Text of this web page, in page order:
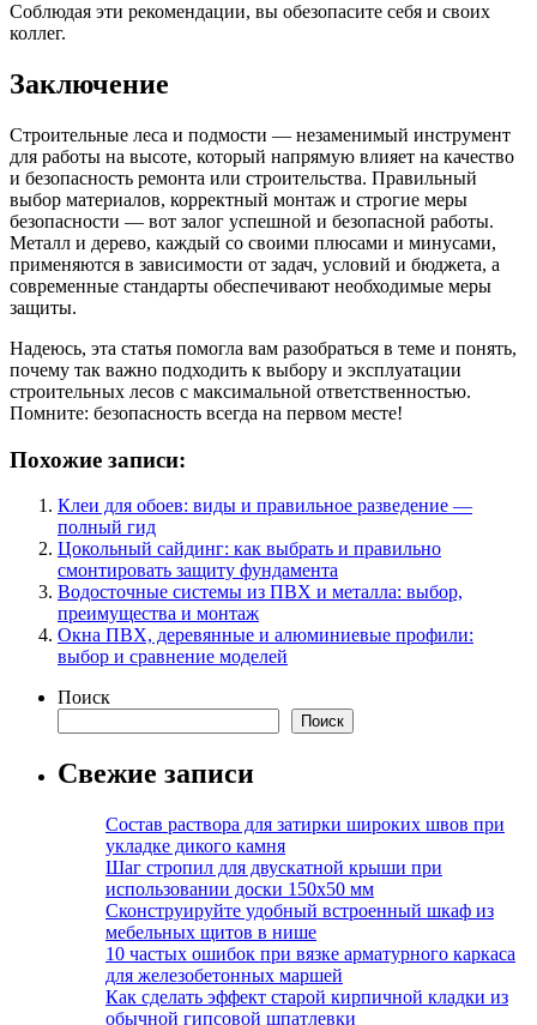
Соблюдая эти рекомендации, вы обезопасите себя и своих
коллег.
Заключение
Строительные леса и подмости — незаменимый инструмент
для работы на высоте, который напрямую влияет на качество
и безопасность ремонта или строительства. Правильный
выбор материалов, корректный монтаж и строгие меры
безопасности — вот залог успешной и безопасной работы.
Металл и дерево, каждый со своими плюсами и минусами,
применяются в зависимости от задач, условий и бюджета, а
современные стандарты обеспечивают необходимые меры
защиты.
Надеюсь, эта статья помогла вам разобраться в теме и понять,
почему так важно подходить к выбору и эксплуатации
строительных лесов с максимальной ответственностью.
Помните: безопасность всегда на первом месте!
Похожие записи:
Клеи для обоев: виды и правильное разведение —
полный гид
Цокольный сайдинг: как выбрать и правильно
смонтировать защиту фундамента
Водосточные системы из ПВХ и металла: выбор,
преимущества и монтаж
Окна ПВХ, деревянные и алюминиевые профили:
выбор и сравнение моделей
Поиск
Поиск
Свежие записи
Состав раствора для затирки широких швов при
укладке дикого камня
Шаг стропил для двускатной крыши при
использовании доски 150х50 мм
Сконструируйте удобный встроенный шкаф из
мебельных щитов в нише
10 частых ошибок при вязке арматурного каркаса
для железобетонных маршей
Как сделать эффект старой кирпичной кладки из
обычной гипсовой шпатлевки